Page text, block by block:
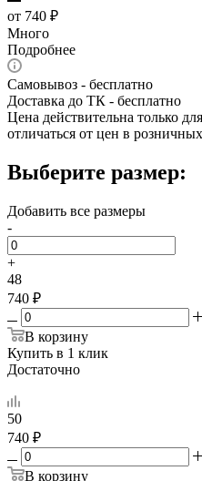
от 740 ₽
Много
Подробнее
Самовывоз - бесплатно
Доставка до ТК - бесплатно
Цена действительна только
отличаться от цен в
Выберите размер:
Добавить все размеры
-
+
48
740 ₽
В корзину
Купить в 1 клик
Достаточно
50
740 ₽
В корзину